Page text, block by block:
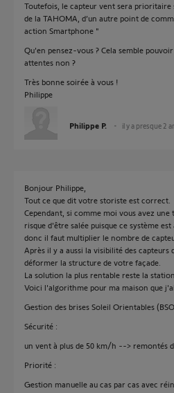
Toutefois, le capteur vent sera
de la TAHOMA, d’un autre point de
action Smartphone "
Qu'en pensez-vous ? Cela semble
attentes non ?
Très bonne soirée à vous !
Philippe
Philippe P. il y a presque 2
Bonjour Philippe,
Tout ce que dit votre storiste est correct.
Cependant, si comme moi vous avez
risque d'être salée puisque ce système
donc il faut multiplier le nombre de
Après il y a aussi la visibilité des capteurs
déformer la structure de votre façade.
La solution la plus rentable reste la
Voici l'algorithme pour ma maison que
Gestion des brises Soleil Orientables
Sécurité :
un vent à plus de 50 km/h --> remontés
Priorité :
Gestion manuelle au cas par cas avec